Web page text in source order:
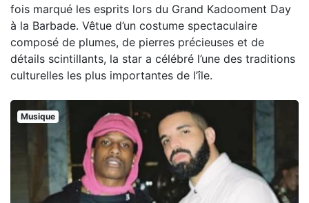
fois marqué les esprits lors du Grand Kadooment Day
à la Barbade. Vêtue d’un costume spectaculaire
composé de plumes, de pierres précieuses et de
détails scintillants, la star a célébré l’une des traditions
culturelles les plus importantes de l’île.
Musique